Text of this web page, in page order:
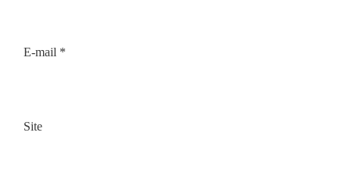
E-mail *
Site